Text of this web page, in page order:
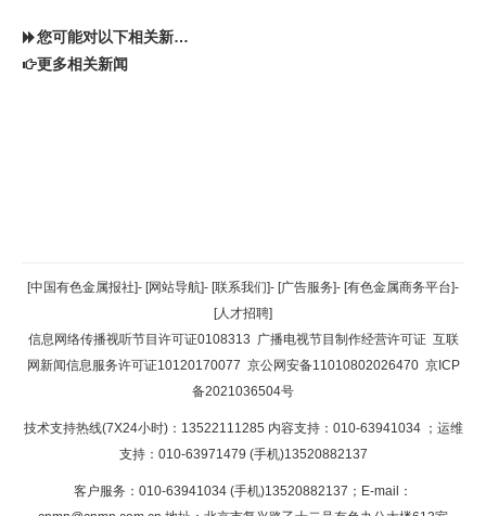
您可能对以下相关新闻同样感兴趣
更多相关新闻
返回顶部
返回首页
[中国有色金属报社]- [网站导航]- [联系我们]- [广告服务]- [有色金属商务平台]-
[人才招聘]
信息网络传播视听节目许可证0108313 广播电视节目制作经营许可证 互联
网新闻信息服务许可证10120170077 京公网安备11010802026470 京ICP
备2021036504号
技术支持热线(7X24小时)：13522111285 内容支持：010-63941034 ；运维
支持：010-63971479 (手机)13520882137
客户服务：010-63941034 (手机)13520882137；E-mail：